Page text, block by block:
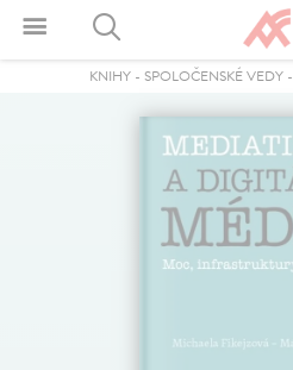
KNIHY- SPOLOČENSKÉ VEDY-